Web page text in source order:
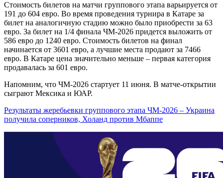
Стоимость билетов на матчи группового этапа варьируется от
191 до 604 евро. Во время проведения турнира в Катаре за
билет на аналогичную стадию можно было приобрести за 63
евро. За билет на 1/4 финала ЧМ-2026 придется выложить от
586 евро до 1240 евро. Стоимость билетов на финал
начинается от 3601 евро, а лучшие места продают за 7466
евро. В Катаре цена значительно меньше – первая категория
продавалась за 601 евро.
Напомним, что ЧМ-2026 стартует 11 июня. В матче-открытии
сыграют Мексика и ЮАР.
Результаты жеребьевки группового этапа ЧМ-2026 – Украина
получила соперников, Холанд против Мбаппе